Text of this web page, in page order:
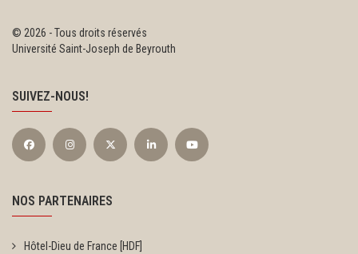
© 2026 - Tous droits réservés
Université Saint-Joseph de Beyrouth
SUIVEZ-NOUS!
NOS PARTENAIRES
Hôtel-Dieu de France [HDF]